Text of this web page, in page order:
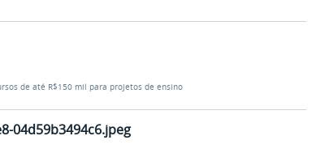
de até R$150 mil para projetos de ensino
04d59b3494c6.jpeg